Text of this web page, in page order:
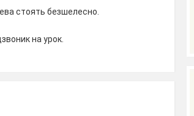
стоять безшелесно.
на урок.